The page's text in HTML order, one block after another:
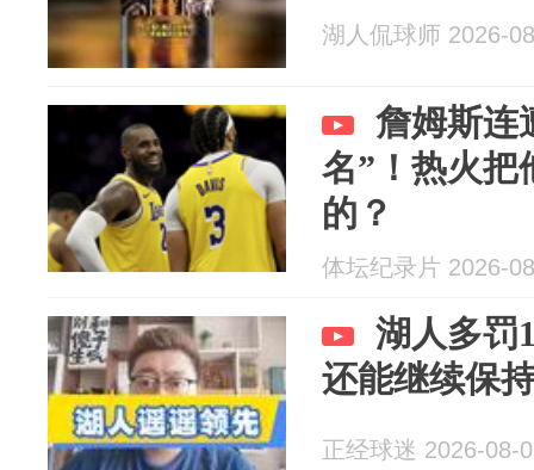
湖人侃球师 2026-
詹姆斯连
名”！热火把
的？
体坛纪录片 2026-
湖人多罚
还能继续保
正经球迷 2026-08-